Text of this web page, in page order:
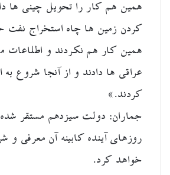
همین هم کار را تحویل چینی ها
کردن زمین ها چاه استخراج نفت
همین کار هم نکردند و اطلاعات ما
عراقی ها دادند و از آنجا شروع
کردند.»
جماران: دولت سیزدهم مستقر
روزهای آینده کابینه آن معرفی و
خواهد کرد.